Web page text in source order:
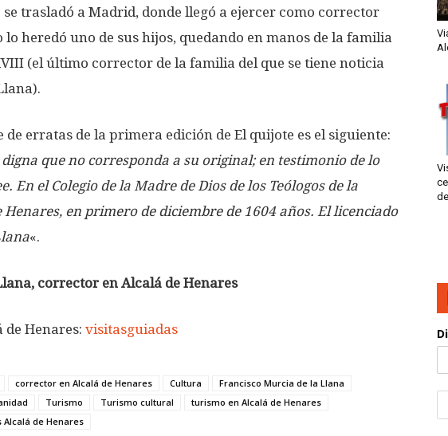
trasladó a Madrid, donde llegó a ejercer como corrector
lo heredó uno de sus hijos, quedando en manos de la familia
(el último corrector de la familia del que se tiene noticia
de erratas de la primera edición de El quijote es el siguiente:
que no corresponda a su original; en testimonio de lo
En el Colegio de la Madre de Dios de los Teólogos de la
en primero de diciembre de 1604 años. El licenciado
«.
corrector en Alcalá de Henares
de Henares: visitasguiadas
corrector en Alcalá de Henares Cultura
Francisco Murcia de la Llana
Turismo Turismo cultural
turismo en Alcalá de Henares
de Henares